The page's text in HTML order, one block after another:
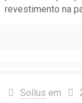
revestimento na
Sollus em